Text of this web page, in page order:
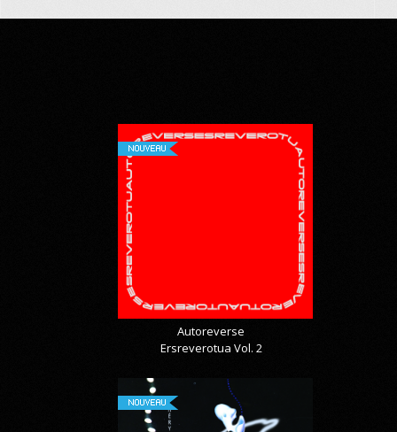
NOUVEAU
Autoreverse
Ersreverotua Vol. 2
NOUVEAU